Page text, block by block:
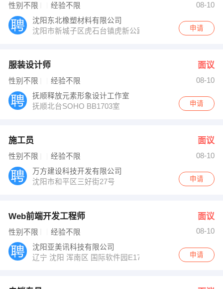
性别不限 经验不限
08-10
沈阳东北橡塑材料有限公司
沈阳市新城子区虎石台镇虎新公路收费站东侧
申请
服装设计师 面议
性别不限 经验不限
08-10
抚顺释放元素形象设计工作室
抚顺北台SOHO BB1703室
申请
施工员 面议
性别不限 经验不限
08-10
万方建设科技开发有限公司
沈阳市和平区三好街27号
申请
Web前端开发工程师 面议
性别不限 经验不限
08-10
沈阳亚美讯科技有限公司
辽宁 沈阳 浑南区 国际软件园E17
申请